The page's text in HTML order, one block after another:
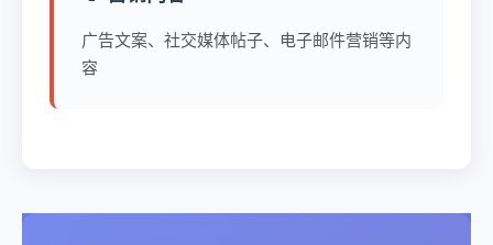
广告文案、社交媒体帖子、电子邮件营销等内
容